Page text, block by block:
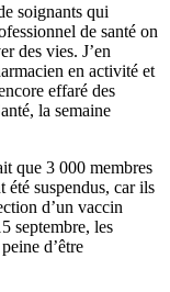
soignants qui
de santé on
des vies. J’en
en activité et
effaré des
la semaine
que 3 000 membres
été suspendus, car ils
d’un vaccin
septembre, les
d’être